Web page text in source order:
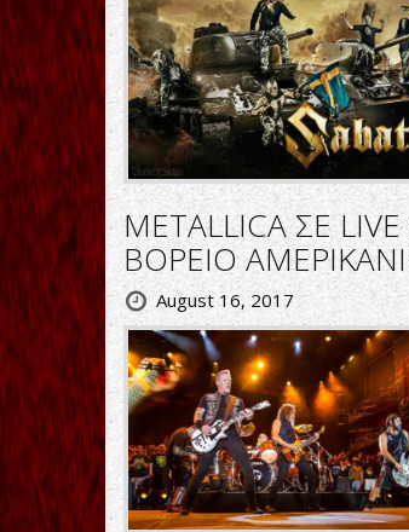
METALLICA ΣΕ
ΒΟΡΕΙΟ
August 16, 2017